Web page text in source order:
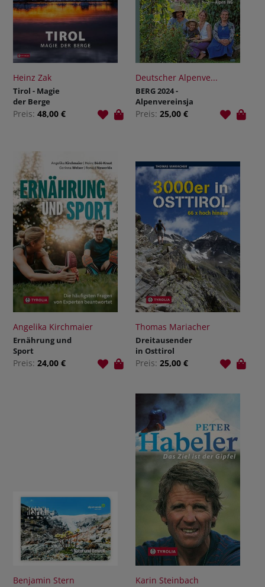
Heinz Zak
Tirol - Magie
der Berge
Preis:48,00 €
Deutscher Alpenve...
BERG 2024 -
Alpenvereinsja
hrbuch
Preis: 25,00 €
Angelika Kirchmaier
Ernährung und
Sport
Preis:24,00 €
Thomas Mariacher
Dreitausender
in Osttirol
Preis: 25,00 €
Benjamin Stern Karin Steinbach